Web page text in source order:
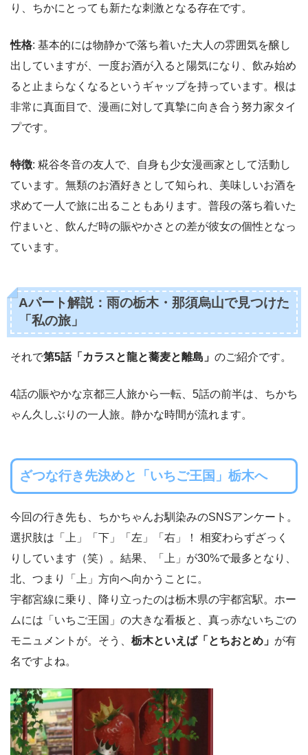
り、ちかにとっても新たな刺激となる存在です。
性格: 基本的には物静かで落ち着いた大人の雰囲気を醸し
出していますが、一度お酒が入ると陽気になり、飲み始め
ると止まらなくなるというギャップを持っています。根は
非常に真面目で、漫画に対して真摯に向き合う努力家タイ
プです。
特徴: 糀谷冬音の友人で、自身も少女漫画家として活動し
ています。無類のお酒好きとして知られ、美味しいお酒を
求めて一人で旅に出ることもあります。普段の落ち着いた
佇まいと、飲んだ時の賑やかさとの差が彼女の個性となっ
ています。
Aパート解説：雨の栃木・那須烏山で見つけた
「私の旅」
それで第5話「カラスと龍と蕎麦と離島」 のご紹介です。
4話の賑やかな京都三人旅から一転、5話の前半は、ちかち
ゃん久しぶりの一人旅。静かな時間が流れます。
ざつな行き先決めと「いちご王国」栃木へ
今回の行き先も、ちかちゃんお馴染みのSNSアンケート。
選択肢は「上」「下」「左」「右」！ 相変わらずざっく
りしています（笑）。結果、「上」が30%で最多となり、
北、つまり「上」方向へ向かうことに。
宇都宮線に乗り、降り立ったのは栃木県の宇都宮駅。ホー
ムには「いちご王国」の大きな看板と、真っ赤ないちごの
モニュメントが。そう、 栃木といえば「とちおとめ」 が有
名ですよね。